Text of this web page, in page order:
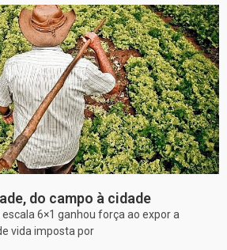
do campo à cidade
6×1 ganhou força ao expor a
vida imposta por